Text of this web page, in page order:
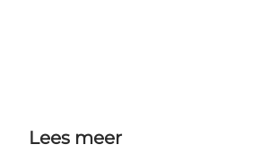
Lees meer